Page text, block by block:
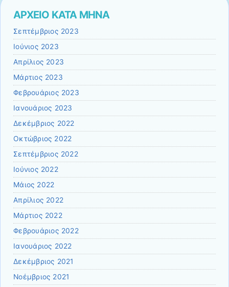
ΑΡΧΕΙΟ ΚΑΤΑ ΜΗΝΑ
Σεπτέμβριος 2023
Ιούνιος 2023
Απρίλιος 2023
Μάρτιος 2023
Φεβρουάριος 2023
Ιανουάριος 2023
Δεκέμβριος 2022
Οκτώβριος 2022
Σεπτέμβριος 2022
Ιούνιος 2022
Μάιος 2022
Απρίλιος 2022
Μάρτιος 2022
Φεβρουάριος 2022
Ιανουάριος 2022
Δεκέμβριος 2021
Νοέμβριος 2021